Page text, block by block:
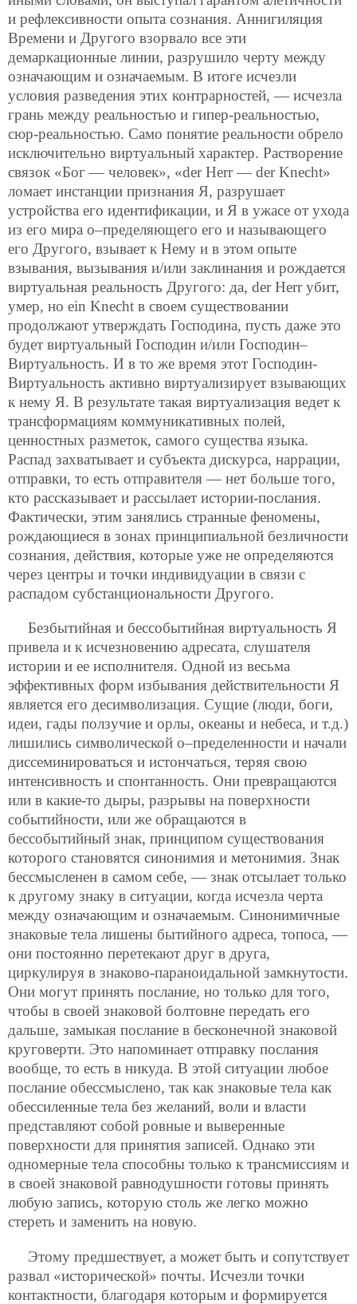
и рефлексивности опыта сознания. Аннигиляция
Времени и Другого взорвало все эти
демаркационные линии, разрушило черту между
означающим и означаемым. В итоге исчезли
условия разведения этих контрарностей, — исчезла
грань между реальностью и гипер-реальностью,
сюр-реальностью. Само понятие реальности обрело
исключительно виртуальный характер. Растворение
связок «Бог — человек», «der Herr — der Knecht»
ломает инстанции признания Я, разрушает
устройства его идентификации, и Я в ужасе от ухода
из его мира о–пределяющего его и называющего
его Другого, взывает к Нему и в этом опыте
взывания, вызывания и/или заклинания и рождается
виртуальная реальность Другого: да, der Herr убит,
умер, но ein Knecht в своем существовании
продолжают утверждать Господина, пусть даже это
будет виртуальный Господин и/или Господин–
Виртуальность. И в то же время этот Господин-
Виртуальность активно виртуализирует взывающих
к нему Я. В результате такая виртуализация ведет к
трансформациям коммуникативных полей,
ценностных разметок, самого существа языка.
Распад захватывает и субъекта дискурса, наррации,
отправки, то есть отправителя — нет больше того,
кто рассказывает и рассылает истории-послания.
Фактически, этим занялись странные феномены,
рождающиеся в зонах принципиальной безличности
сознания, действия, которые уже не определяются
через центры и точки индивидуации в связи с
распадом субстанциональности Другого.
Безбытийная и бессобытийная виртуальность Я
привела и к исчезновению адресата, слушателя
истории и ее исполнителя. Одной из весьма
эффективных форм избывания действительности Я
является его десимволизация. Сущие (люди, боги,
идеи, гады ползучие и орлы, океаны и небеса, и т.д.)
лишились символической о–пределенности и начали
диссеминироваться и истончаться, теряя свою
интенсивность и спонтанность. Они превращаются
или в какие-то дыры, разрывы на поверхности
событийности, или же обращаются в
бессобытийный знак, принципом существования
которого становятся синонимия и метонимия. Знак
бессмысленен в самом себе, — знак отсылает только
к другому знаку в ситуации, когда исчезла черта
между означающим и означаемым. Синонимичные
знаковые тела лишены бытийного адреса, топоса, —
они постоянно перетекают друг в друга,
циркулируя в знаково-параноидальной замкнутости.
Они могут принять послание, но только для того,
чтобы в своей знаковой болтовне передать его
дальше, замыкая послание в бесконечной знаковой
круговерти. Это напоминает отправку послания
вообще, то есть в никуда. В этой ситуации любое
послание обессмыслено, так как знаковые тела как
обессиленные тела без желаний, воли и власти
представляют собой ровные и выверенные
поверхности для принятия записей. Однако эти
одномерные тела способны только к трансмиссиям и
в своей знаковой равнодушности готовы принять
любую запись, которую столь же легко можно
стереть и заменить на новую.
Этому предшествует, а может быть и сопутствует
развал «исторической» почты. Исчезли точки
контактности, благодаря которым и формируется